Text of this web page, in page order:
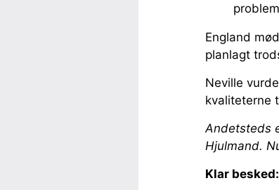
England
planlagt
Neville
kvaliteterne
Andetsteds
Hjulmand.
Klar besked: